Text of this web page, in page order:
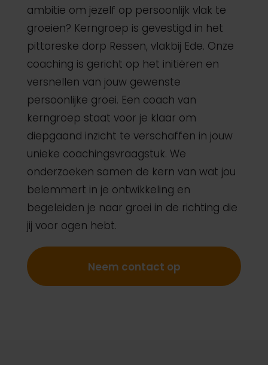
ambitie om jezelf op persoonlijk vlak te
groeien? Kerngroep is gevestigd in het
pittoreske dorp Ressen, vlakbij Ede. Onze
coaching is gericht op het initiëren en
versnellen van jouw gewenste
persoonlijke groei. Een coach van
kerngroep staat voor je klaar om
diepgaand inzicht te verschaffen in jouw
unieke coachingsvraagstuk. We
onderzoeken samen de kern van wat jou
belemmert in je ontwikkeling en
begeleiden je naar groei in de richting die
jij voor ogen hebt.
Neem contact op